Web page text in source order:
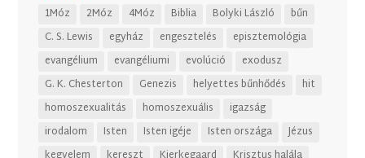
1Móz 2Móz 4Móz Biblia Bolyki László
bűn
C. S. Lewis
egyház engesztelés
episztemológia
evangélium
evangéliumi evolúció
exodusz
G. K. Chesterton
Genezis helyettes bűnhődés
hit
homoszexualitás
homoszexuális
igazság
irodalom
Isten Isten igéje Isten országa
Jézus